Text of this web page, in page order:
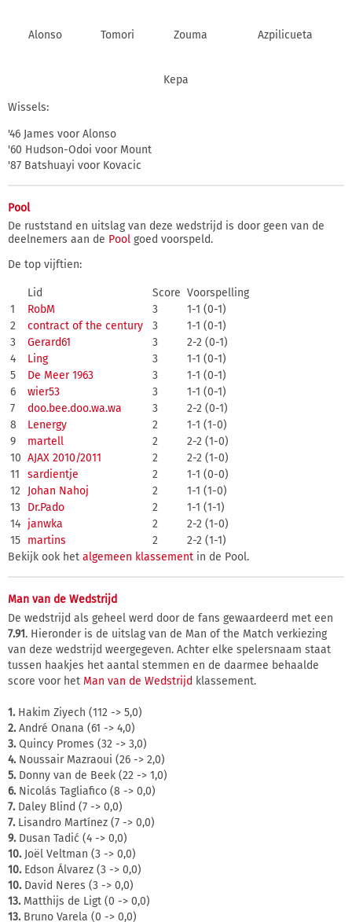
Alonso Tomori Zouma Azpilicueta
Kepa
Wissels:
'46 James voor Alonso
'60 Hudson-Odoi voor Mount
'87 Batshuayi voor Kovacic
Pool
De ruststand en uitslag van deze wedstrijd is door geen van de
deelnemers aan de Pool goed voorspeld.
De top vijftien:
Lid Score Voorspelling
1
RobM 3
1-1 (0-1)
2
contract of the century 3
1-1 (0-1)
3
Gerard61 3
2-2 (0-1)
4
Ling 3
1-1 (0-1)
5
De Meer 1963 3
1-1 (0-1)
6
wier53 3
1-1 (0-1)
7
doo.bee.doo.wa.wa 3
2-2 (0-1)
8
Lenergy 2
1-1 (1-0)
9
martell 2
2-2 (1-0)
10 AJAX 2010/2011 2
2-2 (1-0)
11
sardientje 2
1-1 (0-0)
12 Johan Nahoj 2
1-1 (1-0)
13 Dr.Pado 2
1-1 (1-1)
14 janwka 2
2-2 (1-0)
15 martins 2
2-2 (1-1)
Bekijk ook het algemeen klassement in de Pool.
Man van de Wedstrijd
De wedstrijd als geheel werd door de fans gewaardeerd met een
7.91. Hieronder is de uitslag van de Man of the Match verkiezing
van deze wedstrijd weergegeven. Achter elke spelersnaam staat
tussen haakjes het aantal stemmen en de daarmee behaalde
score voor het Man van de Wedstrijd klassement.
1.Hakim Ziyech (112 -> 5,0)
2.André Onana (61 -> 4,0)
3.Quincy Promes (32 -> 3,0)
4.Noussair Mazraoui (26 -> 2,0)
5.Donny van de Beek (22 -> 1,0)
6.Nicolás Tagliafico (8 -> 0,0)
7.Daley Blind (7 -> 0,0)
7.Lisandro Martínez (7 -> 0,0)
9.Dusan Tadić (4 -> 0,0)
10.Joël Veltman (3 -> 0,0)
10.Edson Álvarez (3 -> 0,0)
10.David Neres (3 -> 0,0)
13.Matthijs de Ligt (0 -> 0,0)
13.Bruno Varela (0 -> 0,0)